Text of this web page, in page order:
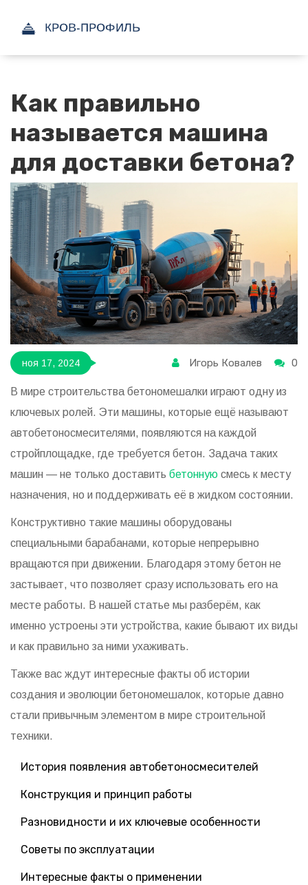
Как правильно
называется машина
для доставки бетона?
ноя 17, 2024 Игорь Ковалев 0
В мире строительства бетономешалки играют одну из
ключевых ролей. Эти машины, которые ещё называют
автобетоносмесителями, появляются на каждой
стройплощадке, где требуется бетон. Задача таких
машин — не только доставить бетонную смесь к месту
назначения, но и поддерживать её в жидком состоянии.
Конструктивно такие машины оборудованы
специальными барабанами, которые непрерывно
вращаются при движении. Благодаря этому бетон не
застывает, что позволяет сразу использовать его на
месте работы. В нашей статье мы разберём, как
именно устроены эти устройства, какие бывают их виды
и как правильно за ними ухаживать.
Также вас ждут интересные факты об истории
создания и эволюции бетономешалок, которые давно
стали привычным элементом в мире строительной
техники.
История появления автобетоносмесителей
Конструкция и принцип работы
Разновидности и их ключевые особенности
Советы по эксплуатации
Интересные факты о применении